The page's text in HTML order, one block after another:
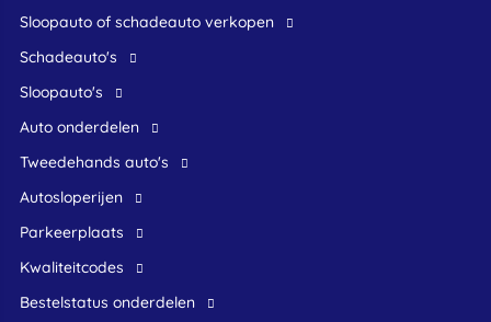
Sloopauto of schadeauto verkopen
Schadeauto's
Sloopauto's
Auto onderdelen
Tweedehands auto's
Autosloperijen
Parkeerplaats
Kwaliteitcodes
Bestelstatus onderdelen